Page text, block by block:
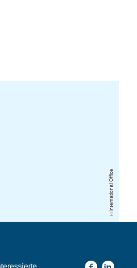
International Office